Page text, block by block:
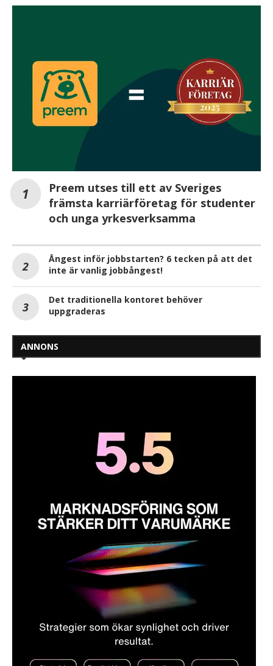
Preem utses till ett av Sveriges
främsta karriärföretag för studenter
och unga yrkesverksamma
Ångest inför jobbstarten? 6 tecken på att det
inte är vanlig jobbångest!
Det traditionella kontoret behöver
uppgraderas
ANNONS